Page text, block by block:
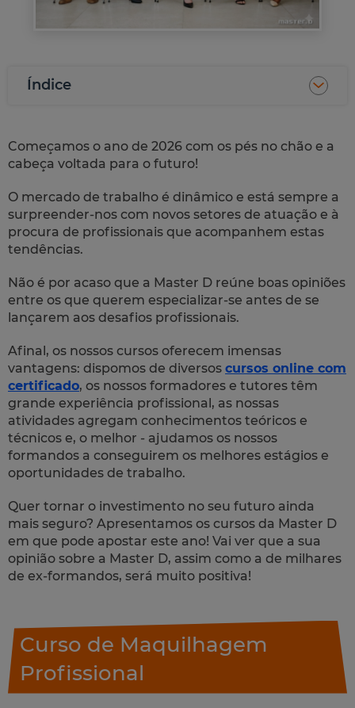
Índice
Começamos o ano de 2026 com os pés no chão e a
cabeça voltada para o futuro!
O mercado de trabalho é dinâmico e está sempre a
surpreender-nos com novos setores de atuação e à
procura de profissionais que acompanhem estas
tendências.
Não é por acaso que a Master D reúne boas opiniões
entre os que querem especializar-se antes de se
lançarem aos desafios profissionais.
Afinal, os nossos cursos oferecem imensas
vantagens: dispomos de diversos cursos online com
certificado, os nossos formadores e tutores têm
grande experiência profissional, as nossas
atividades agregam conhecimentos teóricos e
técnicos e, o melhor - ajudamos os nossos
formandos a conseguirem os melhores estágios e
oportunidades de trabalho.
Quer tornar o investimento no seu futuro ainda
mais seguro? Apresentamos os cursos da Master D
em que pode apostar este ano! Vai ver que a sua
opinião sobre a Master D, assim como a de milhares
de ex-formandos, será muito positiva!
Curso de Maquilhagem
Profissional